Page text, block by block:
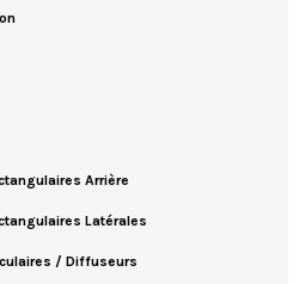
Arrière
Latérales
/ Diffuseurs